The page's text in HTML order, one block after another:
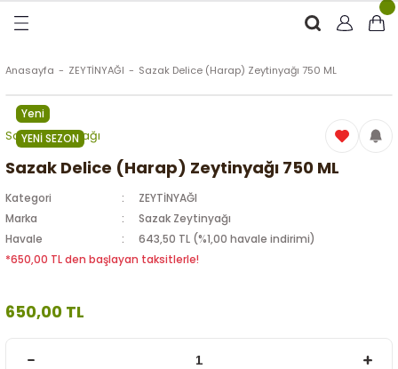
(Soğuk Sıkım)
Kolonyası
Anasayfa ZEYTİNYAĞI Sazak Delice (Harap) Zeytinyağı 750 ML
Yeni
YENİ SEZON
Sazak Zeytinyağı
Sazak Delice (Harap) Zeytinyağı 750 ML
Kategori
ZEYTİNYAĞI
Marka
Sazak Zeytinyağı
Havale
643,50 TL (%1,00 havale indirimi)
*650,00 TL den başlayan taksitlerle!
650,00 TL